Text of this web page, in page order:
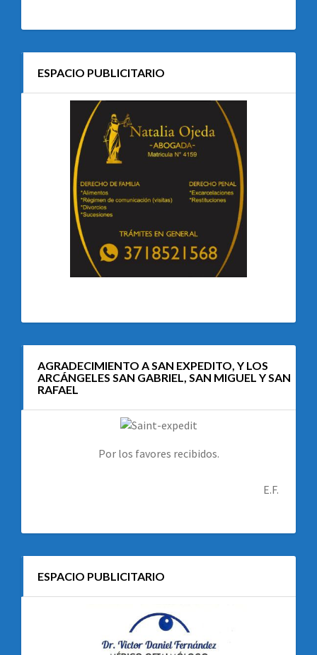
ESPACIO PUBLICITARIO
AGRADECIMIENTO A SAN EXPEDITO, Y LOS
ARCÁNGELES SAN GABRIEL, SAN MIGUEL Y SAN
RAFAEL
Por los favores recibidos.
E.F.
ESPACIO PUBLICITARIO